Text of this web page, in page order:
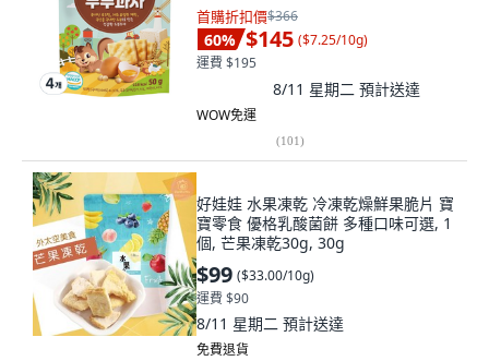
首購折扣價$366
60% $145 ($7.25/10g)
運費 $195
8/11 星期二 預計送達
WOW免運
(101)
好娃娃 水果凍乾 冷凍乾燥鮮果脆片 寶
寶零食 優格乳酸菌餅 多種口味可選, 1
個, 芒果凍乾30g, 30g
$99 ($33.00/10g)
運費 $90
8/11 星期二 預計送達
免費退貨